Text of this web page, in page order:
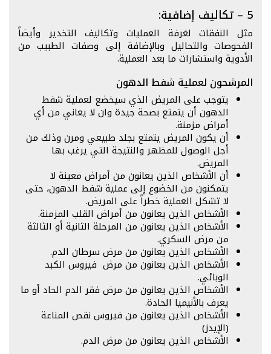
5 – تكاليف إضافية:
مثل النفقات لغرفة العمليات وتكاليف التخدير وأيضاً
الفحوصات والتحاليل وبالإضافة إلى وصفات الطبيب من
الأدوية واستشارات ما بعد العملية.
المرشحون لعملية شفط الدهون
يتوجب على المريض الذي سيخضع لعملية شفط
الدهون أن يتمتع بصحة جيدة وان لا يعاني من أي
أمراض مزمنة.
أن يكون المريض يتمتع بجلد طبيعي ومرن وذلك من
أجل الوصول للمظهر والنتيجة التي يرغب بها
المريض.
أن الأشخاص الذين يعانون من أمراض معينة لا
يتمكنون من الخضوع إلى عملية شفط الدهون، حتى
لا تشكل العملية خطراً على المريض.
الأشخاص الذين يعانون من أمراض القلب المزمنة.
الأشخاص الذين يعانون من المرحلة الثانية أو الثالثة
من مرض السكري.
الأشخاص الذين يعانون من مرض سرطان الدم.
الأشخاص الذين يعانون من مرض فيروس الكبد
الوبائي.
الأشخاص الذين يعانون من مرض فقر الدم الحاد أو ما
يعرف بالأنيميا الحادة.
الأشخاص الذين يعانون من فيروس نقص المناعة
(الإيدز)
الأشخاص الذين يعانون من مرض الدم.